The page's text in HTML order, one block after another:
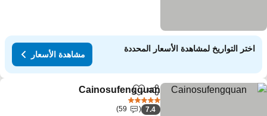
اختر التواريخ لمشاهدة الأسعار المحددة
مشاهدة الأسعار
مشاركةAdd to favorites
Cainosufengquan
7.4
59